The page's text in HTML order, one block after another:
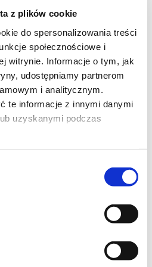
z plików cookie
do spersonalizowania treści
społecznościowe i
witrynie. Informacje o tym, jak
udostępniamy partnerom
i analitycznym.
te informacje z innymi danymi
uzyskanymi podczas
książkę:) ? Oddam
cayenne, bazylia